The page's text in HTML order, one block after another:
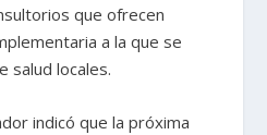
que ofrecen
a la que se
salud locales.
indicó que la próxima